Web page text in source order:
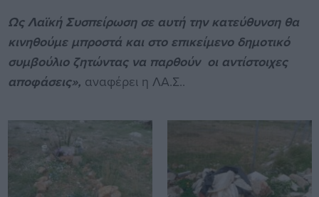
Ως Λαϊκή Συσπείρωση σε αυτή την κατεύθυνση θα
κινηθούμε μπροστά και στο επικείμενο δημοτικό
συμβούλιο ζητώντας να παρθούν οι αντίστοιχες
αποφάσεις», αναφέρει η ΛΑ.Σ..